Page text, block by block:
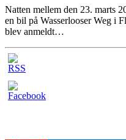
Natten mellem den 23. marts
en bil på Wasserlooser Weg i
blev anmeldt…